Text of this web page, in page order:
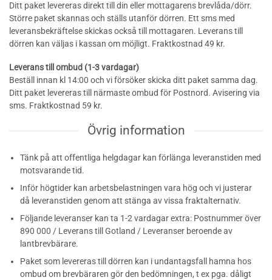
Ditt paket levereras direkt till din eller mottagarens brevlåda/dörr.
Större paket skannas och ställs utanför dörren. Ett sms med
leveransbekräftelse skickas också till mottagaren. Leverans till
dörren kan väljas i kassan om möjligt. Fraktkostnad 49 kr.
Leverans till ombud (1-3 vardagar)
Beställ innan kl 14:00 och vi försöker skicka ditt paket samma dag.
Ditt paket levereras till närmaste ombud för Postnord. Avisering via
sms. Fraktkostnad 59 kr.
Övrig information
Tänk på att offentliga helgdagar kan förlänga leveranstiden med
motsvarande tid.
Inför högtider kan arbetsbelastningen vara hög och vi justerar
då leveranstiden genom att stänga av vissa fraktalternativ.
Följande leveranser kan ta 1-2 vardagar extra: Postnummer över
890 000 / Leverans till Gotland / Leveranser beroende av
lantbrevbärare.
Paket som levereras till dörren kan i undantagsfall hamna hos
ombud om brevbäraren gör den bedömningen, t ex pga. dåligt